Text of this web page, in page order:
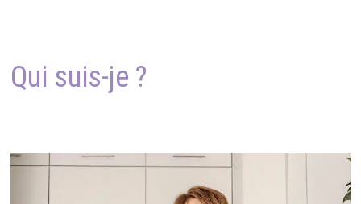
Qui suis-je ?